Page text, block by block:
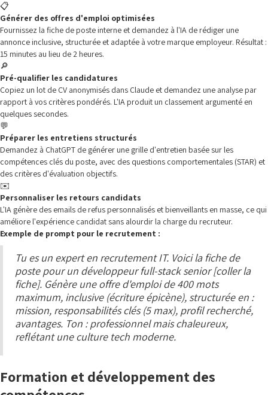
📋
Générer des offres d'emploi optimisées
Fournissez la fiche de poste interne et demandez à l'IA de rédiger une
annonce inclusive, structurée et adaptée à votre marque employeur. Résultat :
15 minutes au lieu de 2 heures.
🔎
Pré-qualifier les candidatures
Copiez un lot de CV anonymisés dans Claude et demandez une analyse par
rapport à vos critères pondérés. L'IA produit un classement argumenté en
quelques secondes.
💬
Préparer les entretiens structurés
Demandez à ChatGPT de générer une grille d'entretien basée sur les
compétences clés du poste, avec des questions comportementales (STAR) et
des critères d'évaluation objectifs.
✉️
Personnaliser les retours candidats
L'IA génère des emails de refus personnalisés et bienveillants en masse, ce qui
améliore l'expérience candidat sans alourdir la charge du recruteur.
Exemple de prompt pour le recrutement :
Tu es un expert en recrutement IT. Voici la fiche de
poste pour un développeur full-stack senior [coller la
fiche]. Génère une offre d'emploi de 400 mots
maximum, inclusive (écriture épicène), structurée en :
mission, responsabilités clés (5 max), profil recherché,
avantages. Ton : professionnel mais chaleureux,
reflétant une culture tech moderne.
Formation et développement des